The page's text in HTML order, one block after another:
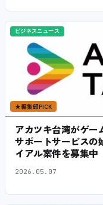
ビジネスニュース
★編集部PICK
アカツキ台湾がゲー
サポートサービスの
イアル案件を募集中
2026.05.07